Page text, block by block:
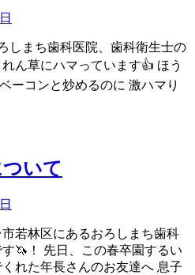
しまち歯科医院、歯科衛生士の
草にハマっています👍 ほう
ーコンと炒めるのに 激ハマり
いて
若林区にあるおろしまち歯科
🦄！ 先日、この春卒園するい
れた年長さんのお友達へ 息子